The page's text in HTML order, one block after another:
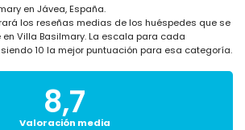
en Jávea, España.
los reseñas medias de los huéspedes que se
Villa Basilmary. La escala para cada
10 la mejor puntuación para esa categoría.
8,7
Valoración media